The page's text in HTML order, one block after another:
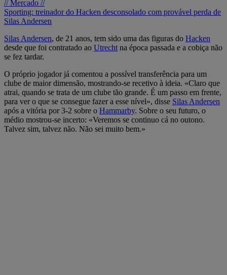
// Mercado //
Sporting: treinador do Hacken desconsolado com provável perda de
Silas Andersen
Silas Andersen, de 21 anos, tem sido uma das figuras do Hacken
desde que foi contratado ao Utrecht na época passada e a cobiça não
se fez tardar.
O próprio jogador já comentou a possível transferência para um
clube de maior dimensão, mostrando-se recetivo à ideia. «Claro que
atrai, quando se trata de um clube tão grande. É um passo em frente,
para ver o que se consegue fazer a esse nível», disse Silas Andersen
após a vitória por 3-2 sobre o Hammarby. Sobre o seu futuro, o
médio mostrou-se incerto: «Veremos se continuo cá no outono.
Talvez sim, talvez não. Não sei muito bem.»